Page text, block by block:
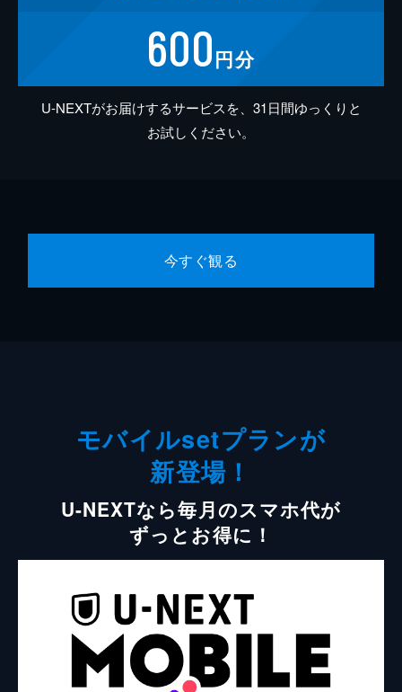
600円分
U-NEXTがお届けするサービスを、31日間ゆっくりと
お試しください。
今すぐ観る
モバイルsetプランが
新登場！
U-NEXTなら毎月のスマホ代が
ずっとお得に！